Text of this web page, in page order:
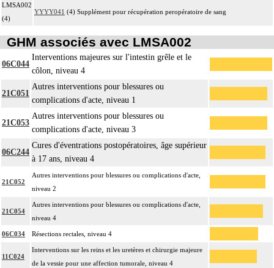
LMSA002
(4)
YYYY041 (4) Supplément pour récupération peropératoire de sang
GHM associés avec LMSA002
06C044
Interventions majeures sur l'intestin grêle et le
côlon, niveau 4
21C051
Autres interventions pour blessures ou
complications d'acte, niveau 1
21C053
Autres interventions pour blessures ou
complications d'acte, niveau 3
06C244
Cures d'éventrations postopératoires, âge supérieur
à 17 ans, niveau 4
21C052
Autres interventions pour blessures ou complications d'acte,
niveau 2
21C054
Autres interventions pour blessures ou complications d'acte,
niveau 4
06C034 Résections rectales, niveau 4
11C024
Interventions sur les reins et les uretères et chirurgie majeure
de la vessie pour une affection tumorale, niveau 4